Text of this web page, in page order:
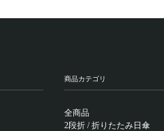
商品カテゴリ
全商品
2段折 / 折りたたみ日傘